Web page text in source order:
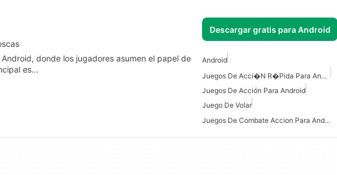
Descargar gratis para Android
donde los jugadores asumen el papel de
es…
Android
Juegos De Acci�n R�pida Para Android
Juegos De Acción Para Android
Juego De Volar
Juegos De Combate Accion Para Android